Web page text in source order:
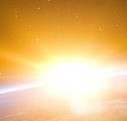
!
quinquennat
65 % à 85 % du
actuels des
en
2010 la dette